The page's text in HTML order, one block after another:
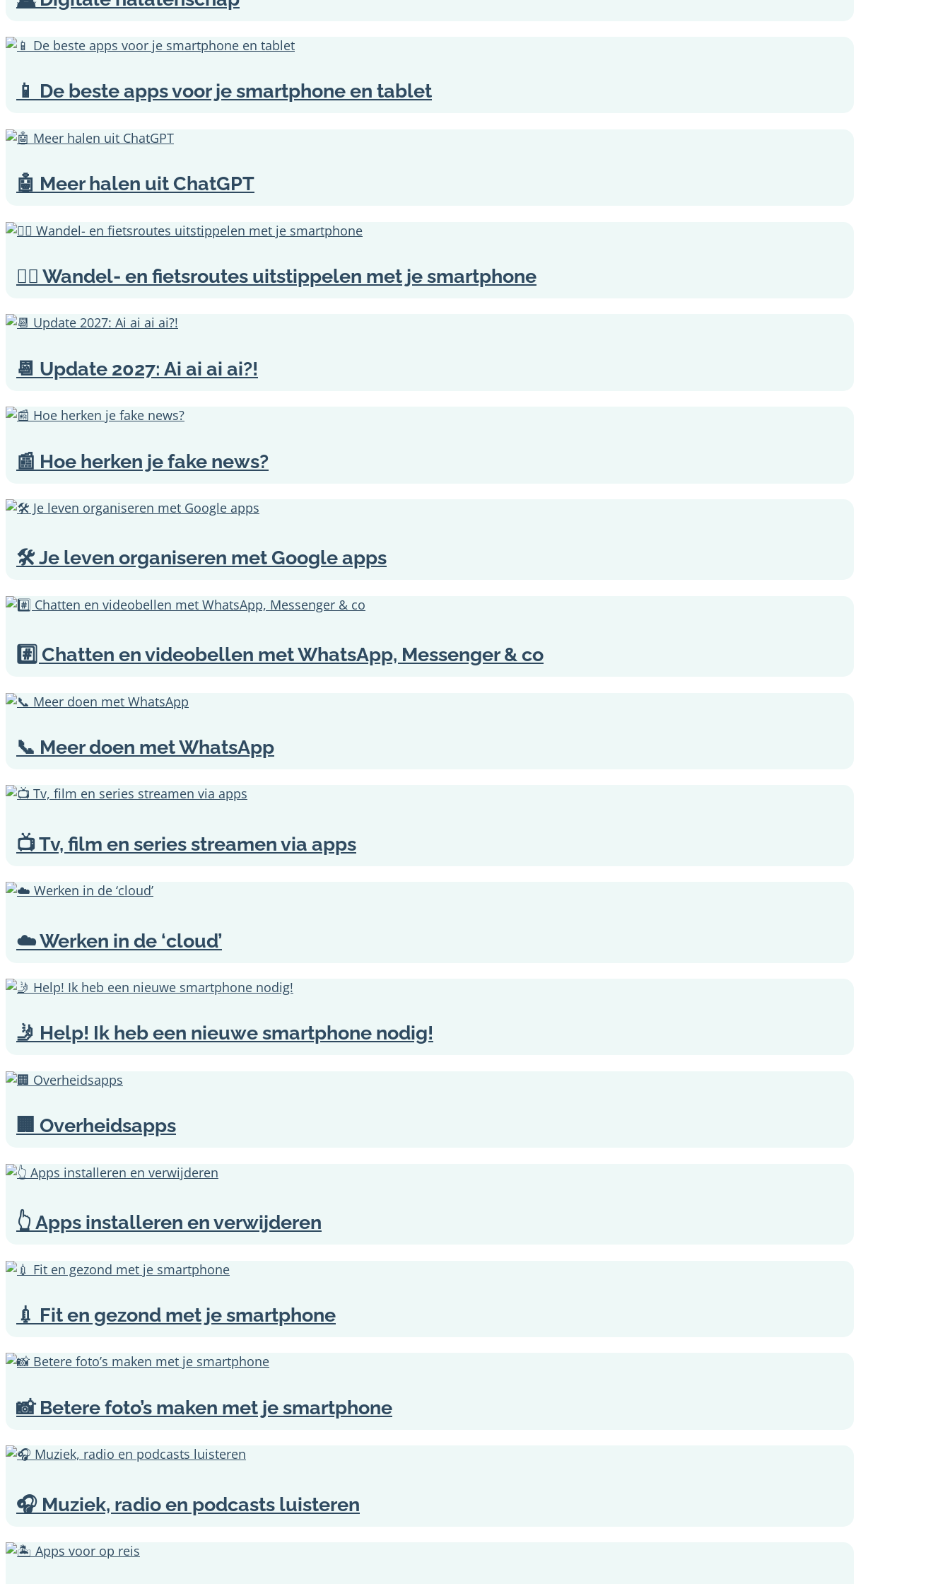
📱 De beste apps voor je smartphone en tablet
🤖 Meer halen uit ChatGPT
🚶‍♀️ Wandel- en fietsroutes uitstippelen met je smartphone
📆 Update 2027: Ai ai ai ai?!
📰 Hoe herken je fake news?
🛠️ Je leven organiseren met Google apps
#️⃣ Chatten en videobellen met WhatsApp, Messenger & co
📞 Meer doen met WhatsApp
📺 Tv, film en series streamen via apps
☁️ Werken in de ‘cloud’
🤳 Help! Ik heb een nieuwe smartphone nodig!
🏢 Overheidsapps
👆 Apps installeren en verwijderen
💉 Fit en gezond met je smartphone
📸 Betere foto’s maken met je smartphone
🎧 Muziek, radio en podcasts luisteren